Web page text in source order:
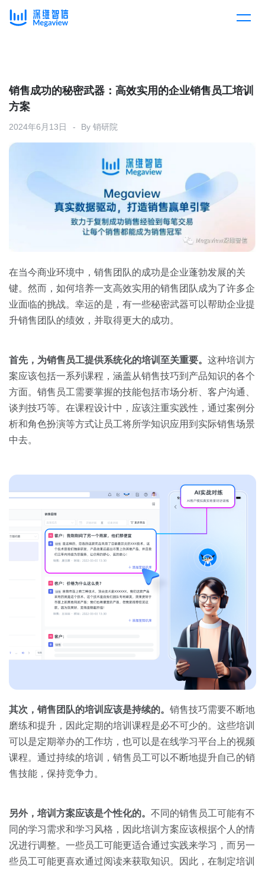
产品总览
产品集成
解决方案
按行业
教育
房地产
金融
销售人员
销售管理
培训辅导
客户案例
定价
资源中心
全部
白皮书
销售会话智能
关于我们
预约演示
销售成功的秘密武器：高效实用的企业销售员工培训
方案
2024年6月13日 By 销研院
在当今商业环境中，销售团队的成功是企业蓬勃发展的关
键。然而，如何培养一支高效实用的销售团队成为了许多企
业面临的挑战。幸运的是，有一些秘密武器可以帮助企业提
升销售团队的绩效，并取得更大的成功。
首先，为销售员工提供系统化的培训至关重要。 这种培训方
案应该包括一系列课程，涵盖从销售技巧到产品知识的各个
方面。销售员工需要掌握的技能包括市场分析、客户沟通、
谈判技巧等。在课程设计中，应该注重实践性，通过案例分
析和角色扮演等方式让员工将所学知识应用到实际销售场景
中去。
其次，销售团队的培训应该是持续的。 销售技巧需要不断地
磨练和提升，因此定期的培训课程是必不可少的。这些培训
可以是定期举办的工作坊，也可以是在线学习平台上的视频
课程。通过持续的培训，销售员工可以不断地提升自己的销
售技能，保持竞争力。
另外，培训方案应该是个性化的。 不同的销售员工可能有不
同的学习需求和学习风格，因此培训方案应该根据个人的情
况进行调整。一些员工可能更适合通过实践来学习，而另一
些员工可能更喜欢通过阅读来获取知识。因此，在制定培训